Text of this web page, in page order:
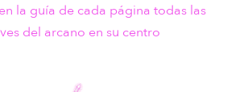
la guía de cada página todas las
del arcano en su centro